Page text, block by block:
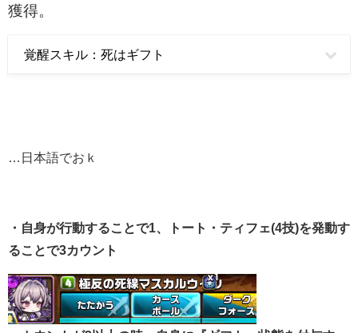
獲得。
覚醒スキル：死はギフト
…日本語でおｋ
・自身が行動することで1、トート・ティフェ(4技)を発動す
ることで3カウント